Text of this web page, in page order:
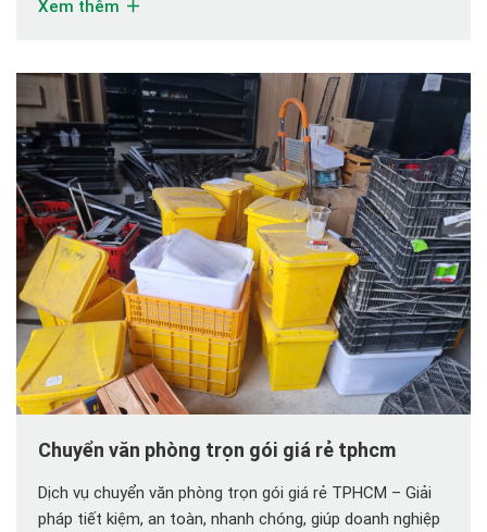
máy móc đắt tiền bị hư hại? […]
Xem thêm
Chuyển văn phòng trọn gói giá rẻ tphcm
Dịch vụ chuyển văn phòng trọn gói giá rẻ TPHCM – Giải
pháp tiết kiệm, an toàn, nhanh chóng, giúp doanh nghiệp